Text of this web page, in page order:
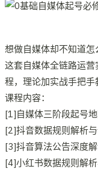
想做自媒体却不知道
这套自媒体全链路运
程，理论加实战手把手
课程内容：
[1]自媒体三阶段起号
[2]抖音数据规则解析
[3]抖音算法公告深度
[4]小红书数据规则解